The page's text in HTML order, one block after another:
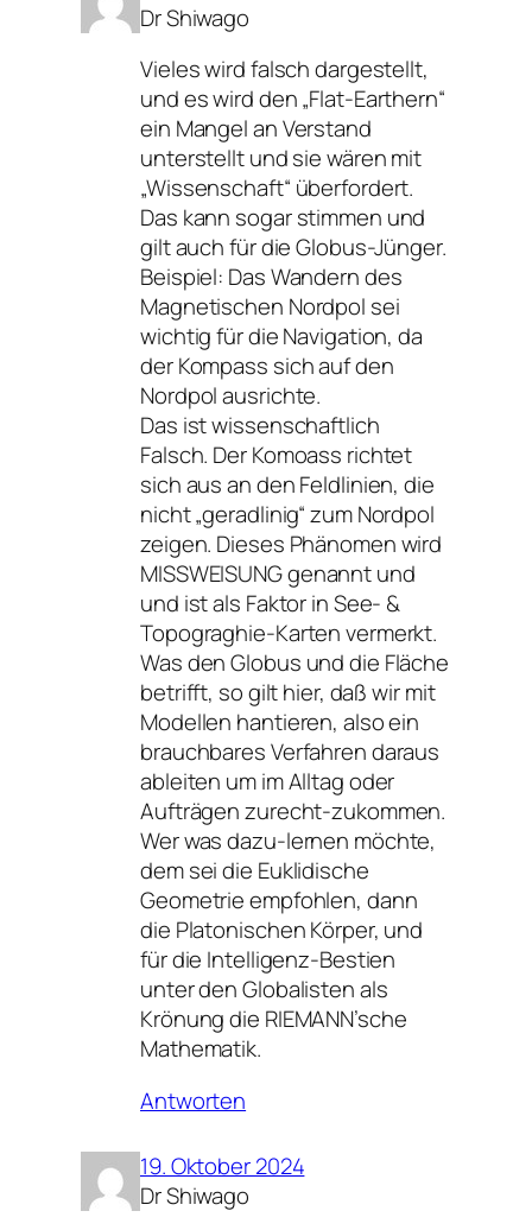
Dr Shiwago
Vieles wird falsch dargestellt,
und es wird den „Flat-Earthern“
ein Mangel an Verstand
unterstellt und sie wären mit
„Wissenschaft“ überfordert.
Das kann sogar stimmen und
gilt auch für die Globus-Jünger.
Beispiel: Das Wandern des
Magnetischen Nordpol sei
wichtig für die Navigation, da
der Kompass sich auf den
Nordpol ausrichte.
Das ist wissenschaftlich
Falsch. Der Komoass richtet
sich aus an den Feldlinien, die
nicht „geradlinig“ zum Nordpol
zeigen. Dieses Phänomen wird
MISSWEISUNG genannt und
und ist als Faktor in See- &
Topograghie-Karten vermerkt.
Was den Globus und die Fläche
betrifft, so gilt hier, daß wir mit
Modellen hantieren, also ein
brauchbares Verfahren daraus
ableiten um im Alltag oder
Aufträgen zurecht-zukommen.
Wer was dazu-lernen möchte,
dem sei die Euklidische
Geometrie empfohlen, dann
die Platonischen Körper, und
für die Intelligenz-Bestien
unter den Globalisten als
Krönung die RIEMANN’sche
Mathematik.
Antworten
19. Oktober 2024
Dr Shiwago